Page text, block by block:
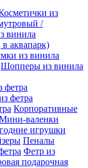
из
/
винила
аквапарк)
из винила
Шопперы из винила
фетра
фетра
Корпоративные
валенки
игрушки
Пеналы
Фетр из
подарочная